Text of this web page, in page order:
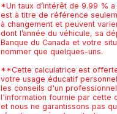
*Un taux d’intérêt de 9.99 %
est à titre de référence
à changement et peuvent
dont l’année du véhicule, sa
Banque du Canada et votre
nommer que quelques-uns.
**Cette calculatrice est
votre usage éducatif
les conseils d'un
l'information fournie par cette
et nous ne garantissons pas